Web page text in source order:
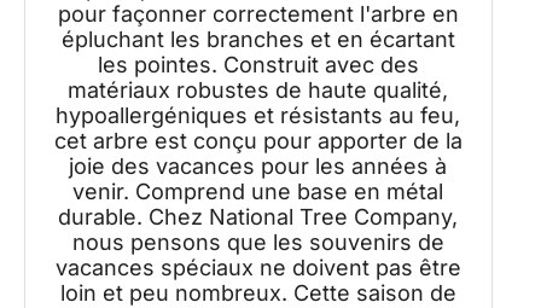
pour façonner correctement l'arbre en
épluchant les branches et en écartant
les pointes. Construit avec des
matériaux robustes de haute qualité,
hypoallergéniques et résistants au feu,
cet arbre est conçu pour apporter de la
joie des vacances pour les années à
venir. Comprend une base en métal
durable. Chez National Tree Company,
nous pensons que les souvenirs de
vacances spéciaux ne doivent pas être
loin et peu nombreux. Cette saison de